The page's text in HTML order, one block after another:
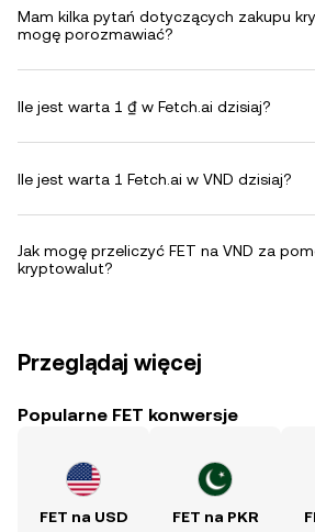
Mam kilka pytań dotyczących zakupu
mogę porozmawiać?
Ile jest warta 1 ₫ w Fetch.ai dzisiaj?
Ile jest warta 1 Fetch.ai w VND dzisiaj?
Jak mogę przeliczyć FET na VND za
kryptowalut?
Przeglądaj więcej
Popularne FET konwersje
FET na USD FET na PKR